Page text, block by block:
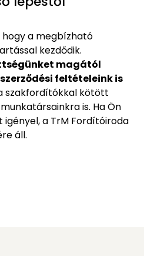
hogy a megbízható
kezdődik.
magától
feltételeink is
szakfordítókkal kötött
is. Ha Ön
igényel, a TrM Fordítóiroda
áll.